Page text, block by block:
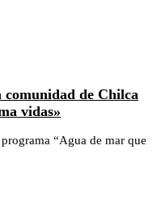
comunidad de Chilca
vidas»
“Agua de mar que